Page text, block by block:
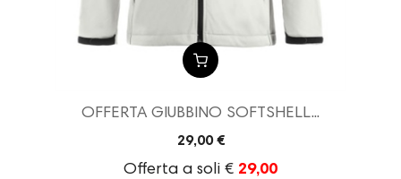
OFFERTA GIUBBINO SOFTSHELL...
29,00 €
Offerta a soli € 29,00